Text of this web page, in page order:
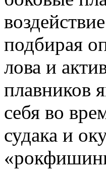
подбирая
лова и
плавников
себя во
судака и